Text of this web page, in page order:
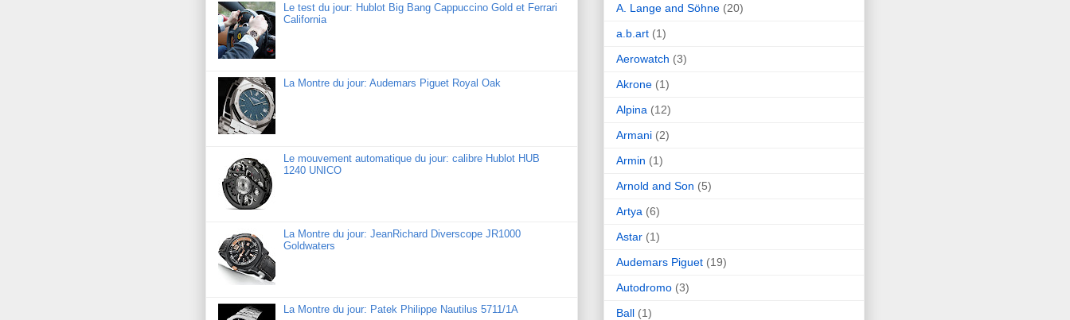
Le test du jour: Hublot Big Bang Cappuccino Gold et Ferrari
California
La Montre du jour: Audemars Piguet Royal Oak
Le mouvement automatique du jour: calibre Hublot HUB
1240 UNICO
La Montre du jour: JeanRichard Diverscope JR1000
Goldwaters
La Montre du jour: Patek Philippe Nautilus 5711/1A
A. Lange and Söhne (20)
a.b.art (1)
Aerowatch (3)
Akrone (1)
Alpina (12)
Armani (2)
Armin (1)
Arnold and Son (5)
Artya (6)
Astar (1)
Audemars Piguet (19)
Autodromo (3)
Ball (1)